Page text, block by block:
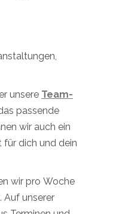
unsere Team-
passende
wir auch ein
dich und dein
wir pro Woche
Auf unserer